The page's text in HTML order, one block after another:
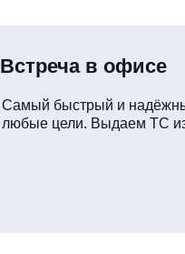
Самый быстрый и
любые цели. Выдаем ТС
Встреча в офисе